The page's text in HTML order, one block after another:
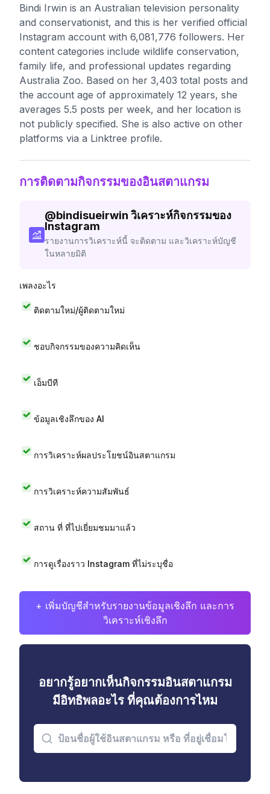
Bindi Irwin is an Australian television personality
and conservationist, and this is her verified official
Instagram account with 6,081,776 followers. Her
content categories include wildlife conservation,
family life, and professional updates regarding
Australia Zoo. Based on her 3,403 total posts and
the account age of approximately 12 years, she
averages 5.5 posts per week, and her location is
not publicly specified. She is also active on other
platforms via a Linktree profile.
การติดตามกิจกรรมของอินสตาแกรม
@bindisueirwin วิเคราะห์กิจกรรมของ
Instagram
รายงานการวิเคราะห์นี้ จะติดตาม และวิเคราะห์บัญชี
ในหลายมิติ
เพลงอะไร
ติดตามใหม่/ผู้ติดตามใหม่
ชอบกิจกรรมของความคิดเห็น
เอ็มบีที
ข้อมูลเชิงลึกของ AI
การวิเคราะห์ผลประโยชน์อินสตาแกรม
การวิเคราะห์ความสัมพันธ์
สถาน ที่ ที่ไปเยี่ยมชมมาแล้ว
การดูเรื่องราว Instagram ที่ไม่ระบุชื่อ
+ เพิ่มบัญชีสำหรับรายงานข้อมูลเชิงลึก และการ
วิเคราะห์เชิงลึก
อยากรู้อยากเห็นกิจกรรมอินสตาแกรม
มีอิทธิพลอะไร ที่คุณต้องการไหม